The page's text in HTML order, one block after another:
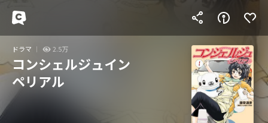
ドラマ 2.5万
コンシェルジュイン
ペリアル